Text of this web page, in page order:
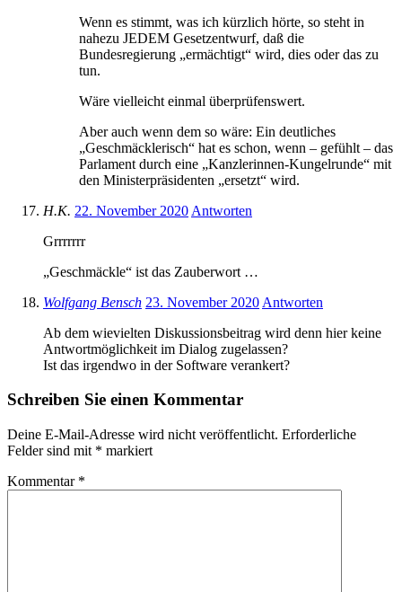
Wenn es stimmt, was ich kürzlich hörte, so steht in
nahezu JEDEM Gesetzentwurf, daß die
Bundesregierung „ermächtigt“ wird, dies oder das zu
tun.
Wäre vielleicht einmal überprüfenswert.
Aber auch wenn dem so wäre: Ein deutliches
„Geschmäcklerisch“ hat es schon, wenn – gefühlt – das
Parlament durch eine „Kanzlerinnen-Kungelrunde“ mit
den Ministerpräsidenten „ersetzt“ wird.
H.K. 22. November 2020 Antworten
Grrrrrrr
„Geschmäckle“ ist das Zauberwort …
Wolfgang Bensch 23. November 2020 Antworten
Ab dem wievielten Diskussionsbeitrag wird denn hier keine
Antwortmöglichkeit im Dialog zugelassen?
Ist das irgendwo in der Software verankert?
Schreiben Sie einen Kommentar
Deine E-Mail-Adresse wird nicht veröffentlicht. Erforderliche
Felder sind mit * markiert
Kommentar *